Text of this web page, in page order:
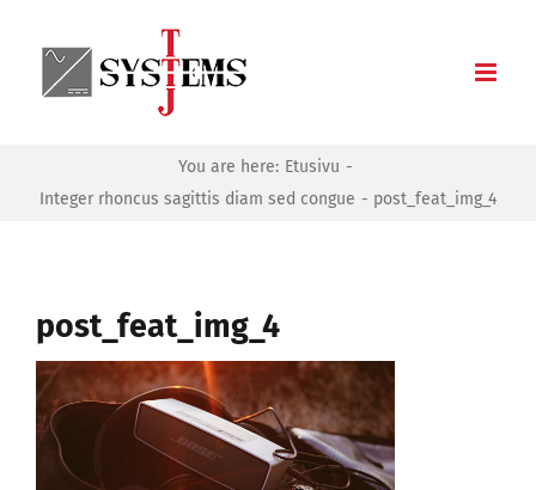
content
You are here: Etusivu
Integer rhoncus sagittis diam sed congue
post_feat_img_4
post_feat_img_4